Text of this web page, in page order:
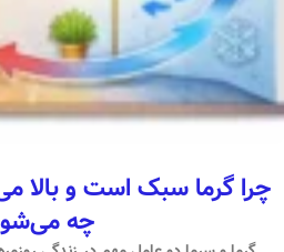
چرا گرما سبک است و بالا
چه